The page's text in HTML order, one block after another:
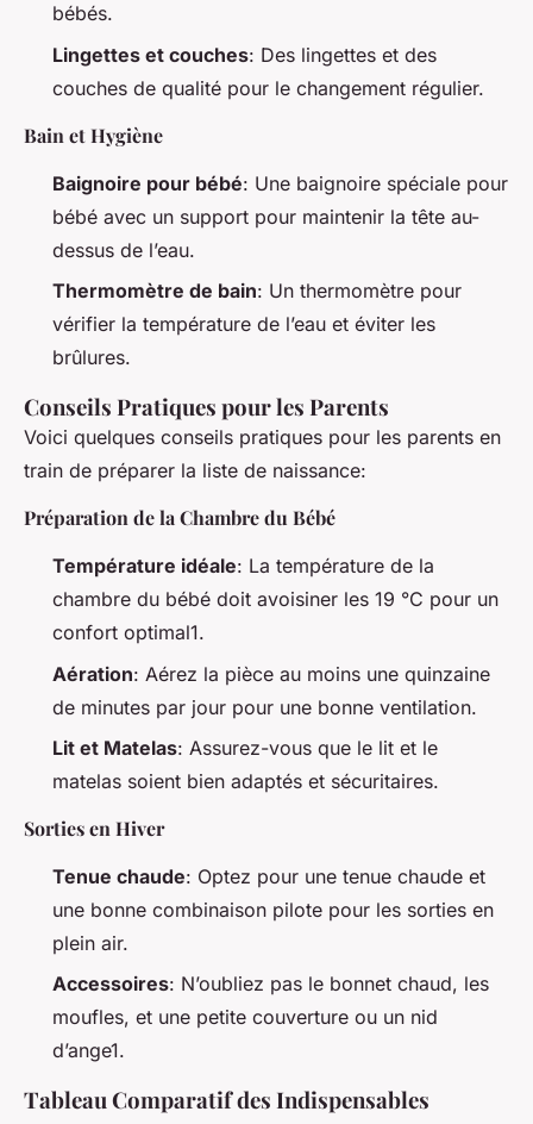
bébés.
Lingettes et couches: Des lingettes et des
couches de qualité pour le changement régulier.
Bain et Hygiène
Baignoire pour bébé: Une baignoire spéciale pour
bébé avec un support pour maintenir la tête au-
dessus de l’eau.
Thermomètre de bain: Un thermomètre pour
vérifier la température de l’eau et éviter les
brûlures.
Conseils Pratiques pour les Parents
Voici quelques conseils pratiques pour les parents en
train de préparer la liste de naissance:
Préparation de la Chambre du Bébé
Température idéale: La température de la
chambre du bébé doit avoisiner les 19 °C pour un
confort optimal1.
Aération: Aérez la pièce au moins une quinzaine
de minutes par jour pour une bonne ventilation.
Lit et Matelas: Assurez-vous que le lit et le
matelas soient bien adaptés et sécuritaires.
Sorties en Hiver
Tenue chaude: Optez pour une tenue chaude et
une bonne combinaison pilote pour les sorties en
plein air.
Accessoires: N’oubliez pas le bonnet chaud, les
moufles, et une petite couverture ou un nid
d’ange1.
Tableau Comparatif des Indispensables